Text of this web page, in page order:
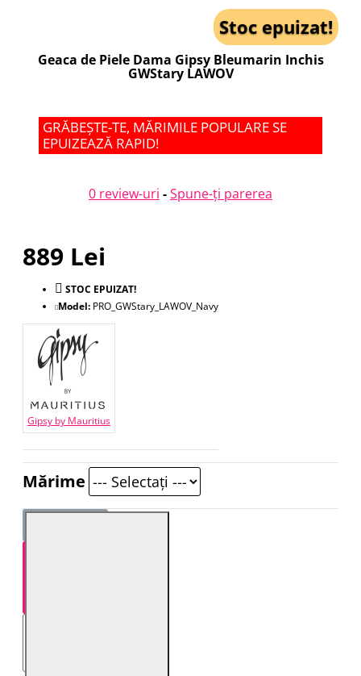
Stoc epuizat!
Geaca de Piele Dama Gipsy Bleumarin Inchis
GWStary LAWOV
GRĂBEȘTE-TE, MĂRIMILE POPULARE SE
EPUIZEAZĂ RAPID!
0 review-uri -Spune-ţi parerea
889 Lei
STOC EPUIZAT!
Model: PRO_GWStary_LAWOV_Navy
Gipsy by Mauritius
Mărime